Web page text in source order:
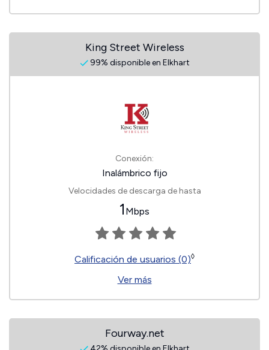
King Street Wireless
99% disponible en Elkhart
Conexión:
Inalámbrico fijo
Velocidades de descarga de hasta
1 Mbps
Calificación de usuarios (0)◊
Ver más
Fourway.net